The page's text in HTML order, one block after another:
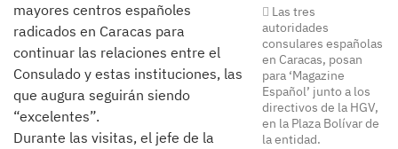
Las tres
autoridades
consulares españolas
en Caracas, posan
para ‘Magazine
Español’ junto a los
directivos de la HGV,
en la Plaza Bolívar de
la entidad.
mayores centros españoles
radicados en Caracas para
continuar las relaciones entre el
Consulado y estas instituciones, las
que augura seguirán siendo
“excelentes”.
Durante las visitas, el jefe de la